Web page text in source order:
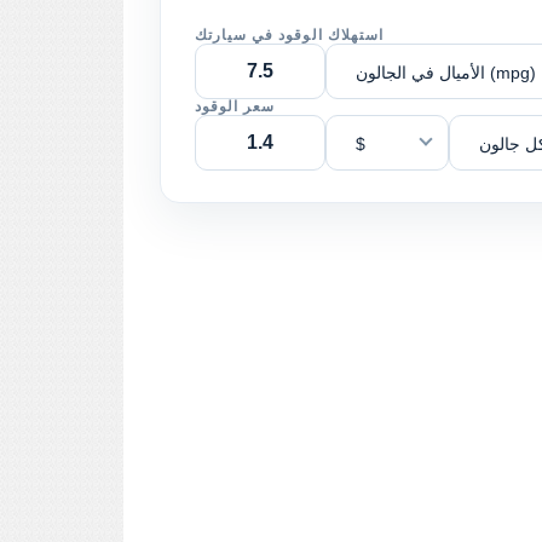
استهلاك الوقود في سيارتك
الأميال في الجالون (mpg)
سعر الوقود
$ جالون